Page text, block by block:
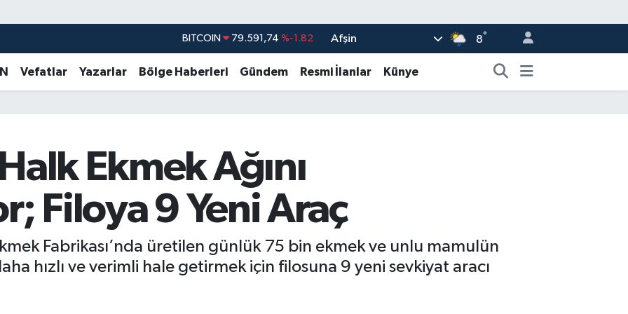
BITCOIN 79.591,74 %-1.82
EURO 53,38690 %0.19
BİST100 14.598,00
Afşin 8°
Vefatlar Yazarlar Bölge Haberleri Gündem Resmi İlanlar Künye
Ekmek Ağını
Filoya 9 Yeni Araç
Fabrikası’nda üretilen günlük 75 bin ekmek ve unlu mamulün
hızlı ve verimli hale getirmek için filosuna 9 yeni sevkiyat aracı